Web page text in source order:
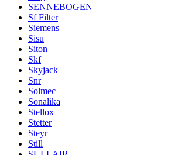
SENNEBOGEN
Sf Filter
Siemens
Sisu
Siton
Skf
Skyjack
Snr
Solmec
Sonalika
Stellox
Stetter
Steyr
Still